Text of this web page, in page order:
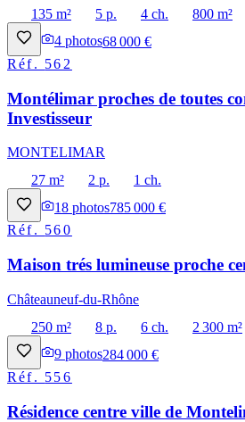
135 m²
5 p. 4 ch.
800 m²
4 photos68 000 €
Réf. 562
Montélimar proches de toutes
Investisseur
MONTELIMAR
27 m²
2 p.
1 ch.
18 photos785 000 €
Réf. 560
Maison trés lumineuse proche
Châteauneuf-du-Rhône
250 m²
8 p. 6 ch.
2 300 m²
9 photos284 000 €
Réf. 556
Résidence centre ville de